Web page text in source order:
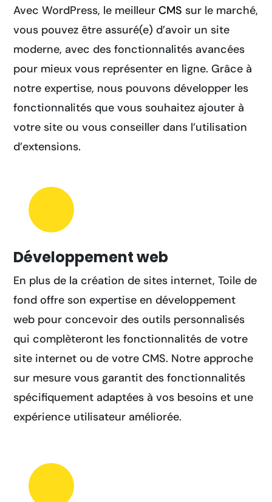
Avec WordPress, le meilleurCMS sur le marché,
vous pouvez être assuré(e) d’avoir un site
moderne, avec des fonctionnalités avancées
pour mieux vous représenter en ligne. Grâce à
notre expertise, nous pouvons développer les
fonctionnalités que vous souhaitez ajouter à
votre site ou vous conseiller dans l’utilisation
d’extensions.
Développement web
En plus de la création de sites internet, Toile de
fond offre son expertise en développement
web pour concevoir des outils personnalisés
qui complèteront les fonctionnalités de votre
site internet ou de votre CMS. Notre approche
sur mesure vous garantit des fonctionnalités
spécifiquement adaptées à vos besoins et une
expérience utilisateur améliorée.